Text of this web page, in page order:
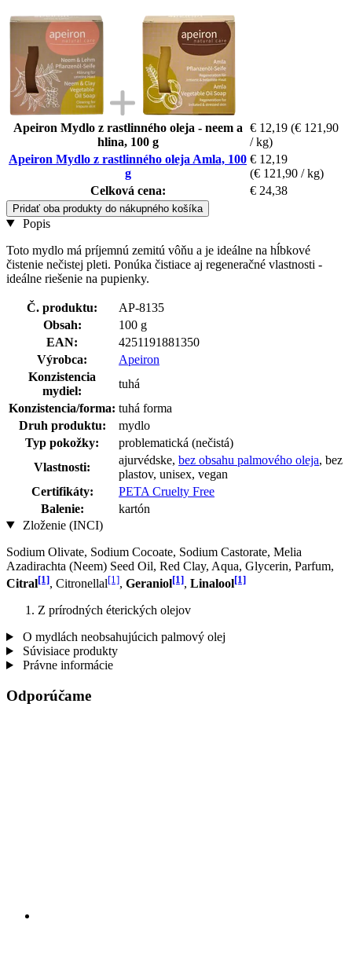
Apeiron Mydlo z rastlinného oleja - neem a
hlina, 100 g
€ 12,19 (€ 121,90
/ kg)
Apeiron Mydlo z rastlinného oleja Amla, 100
g
€ 12,19
(€ 121,90 / kg)
Celková cena:
€ 24,38
Pridať oba produkty do nákupného košíka
Popis
Toto mydlo má príjemnú zemitú vôňu a je ideálne na hĺbkové
čistenie nečistej pleti. Ponúka čistiace aj regeneračné vlastnosti -
ideálne riešenie na pupienky.
Č. produktu:
AP-8135
Obsah:
100 g
EAN:
4251191881350
Výrobca:
Apeiron
Konzistencia
mydiel:
tuhá
Konzistencia/forma: tuhá forma
Druh produktu:
mydlo
Typ pokožky:
problematická (nečistá)
Vlastnosti:
ajurvédske, bez obsahu palmového oleja, bez
plastov, unisex, vegan
Certifikáty:
PETA Cruelty Free
Balenie:
kartón
Zloženie (INCI)
Sodium Olivate, Sodium Cocoate, Sodium Castorate, Melia
Azadirachta (Neem) Seed Oil, Red Clay, Aqua, Glycerin, Parfum,
Citral[1], Citronellal[1], Geraniol[1], Linalool[1]
Z prírodných éterických olejov
O mydlách neobsahujúcich palmový olej
Súvisiace produkty
Právne informácie
Odporúčame